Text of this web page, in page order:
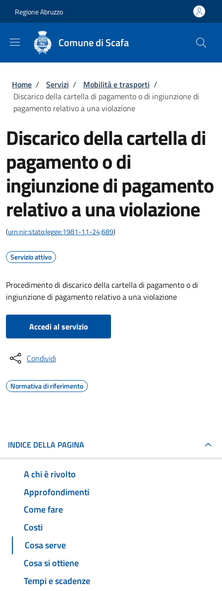
Regione Abruzzo
Comune di Scafa
Briciole di pane
Home / Servizi / Mobilità e trasporti /
Discarico della cartella di pagamento o di ingiunzione di
pagamento relativo a una violazione
Discarico della cartella di
pagamento o di
ingiunzione di pagamento
relativo a una violazione
(urn:nir:stato:legge:1981-11-24;689)
Servizio attivo
Procedimento di discarico della cartella di pagamento o di
ingiunzione di pagamento relativo a una violazione
Accedi al servizio
Condividi
Normativa di riferimento
INDICE DELLA PAGINA
A chi è rivolto
Approfondimenti
Come fare
Costi
Cosa serve
Cosa si ottiene
Tempi e scadenze